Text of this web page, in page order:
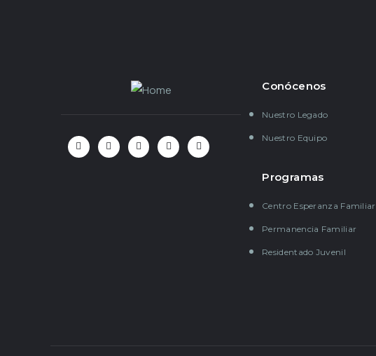
Conócenos
Nuestro Legado
Nuestro Equipo
Programas
Centro Esperanza Familiar
Permanencia Familiar
Residentado Juvenil